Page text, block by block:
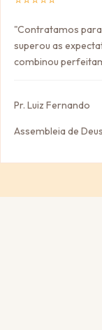
"Contratamos
superou as
combinou
Pr. Luiz Fernando
Assembleia de